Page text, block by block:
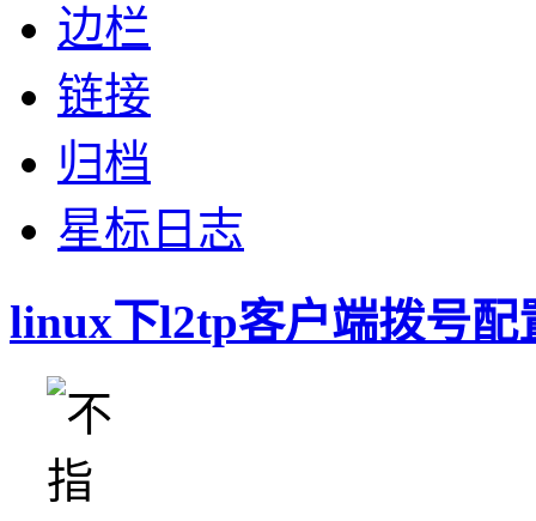
边栏
链接
归档
星标日志
linux下l2tp客户端拨号配